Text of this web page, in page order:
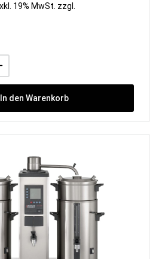
19% MwSt. zzgl.
In den Warenkorb